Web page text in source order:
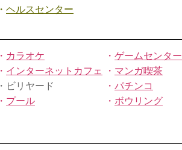
・ ヘルスセンター
・ カラオケ ・ ゲームセンター
・ インターネットカフェ ・ マンガ喫茶
・ビリヤード
・ パチンコ
・ プール ・ ボウリング